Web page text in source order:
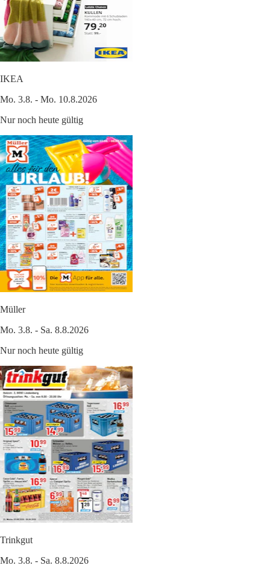
IKEA
Mo. 3.8. - Mo. 10.8.2026
Nur noch heute gültig
Müller
Mo. 3.8. - Sa. 8.8.2026
Nur noch heute gültig
Trinkgut
Mo. 3.8. - Sa. 8.8.2026